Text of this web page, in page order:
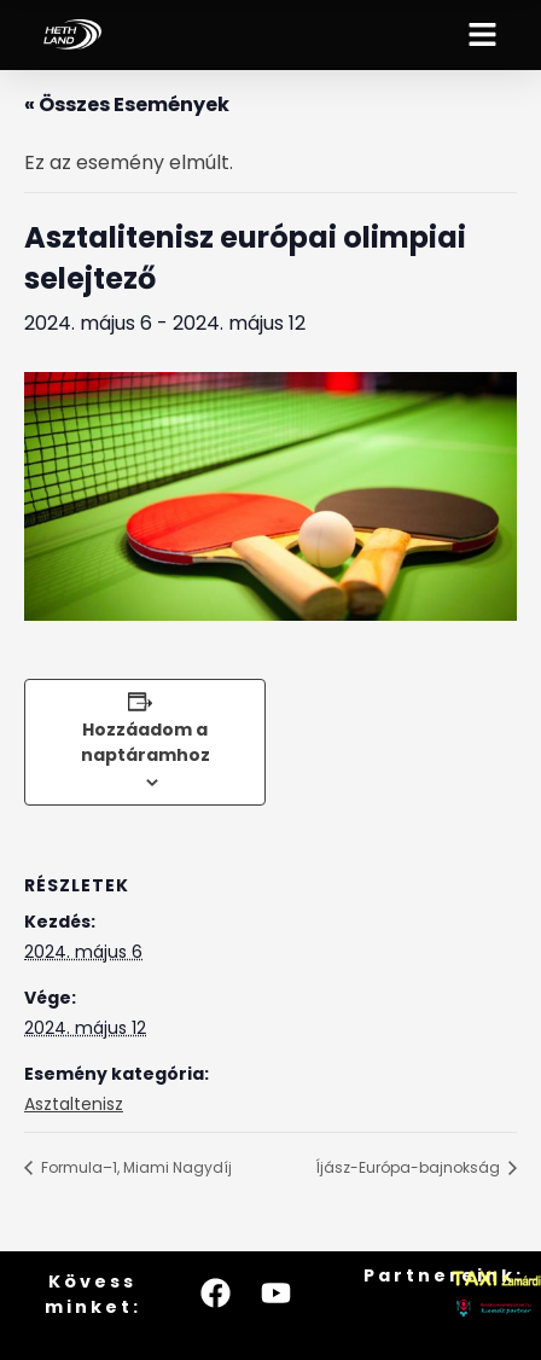
« Összes Események
Ez az esemény elmúlt.
Asztalitenisz európai olimpiai
selejtező
2024. május 6 - 2024. május 12
Hozzáadom a
naptáramhoz
RÉSZLETEK
Kezdés:
2024. május 6
Vége:
2024. május 12
Esemény kategória:
Asztaltenisz
Formula–1, Miami Nagydíj Íjász-Európa-bajnokság
Kövess
minket:
Partnereink: